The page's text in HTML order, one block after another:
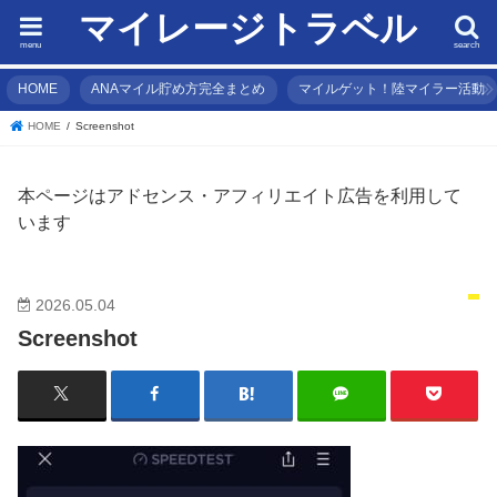
マイレージトラベル search
menu
HOME ANAマイル貯め方完全まとめ マイルゲット！陸マイラー活動
HOME Screenshot
本ページはアドセンス・アフィリエイト広告を利用して
います
2026.05.04
Screenshot